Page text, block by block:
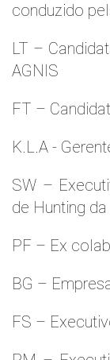
conduzido
LT –
AGNIS
FT –
K.L.A -
SW –
de Hunting da
PF – Ex
BG –
FS –